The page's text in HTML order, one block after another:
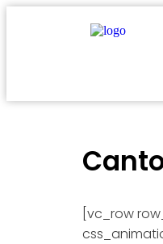
[vc_row